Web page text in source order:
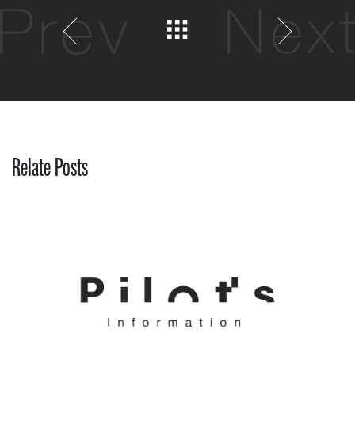
Relate Posts